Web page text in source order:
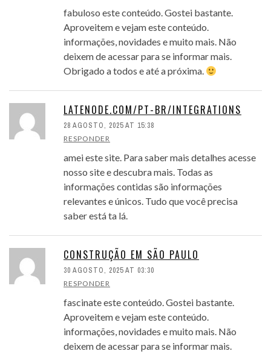
fabuloso este conteúdo. Gostei bastante.
Aproveitem e vejam este conteúdo.
informações, novidades e muito mais. Não
deixem de acessar para se informar mais.
Obrigado a todos e até a próxima.
LATENODE.COM/PT-BR/INTEGRATIONS
28 AGOSTO, 2025 AT 15:38
RESPONDER
amei este site. Para saber mais detalhes acesse
nosso site e descubra mais. Todas as
informações contidas são informações
relevantes e únicos. Tudo que você precisa
saber está ta lá.
CONSTRUÇÃO EM SÃO PAULO
30 AGOSTO, 2025 AT 03:30
RESPONDER
fascinate este conteúdo. Gostei bastante.
Aproveitem e vejam este conteúdo.
informações, novidades e muito mais. Não
deixem de acessar para se informar mais.